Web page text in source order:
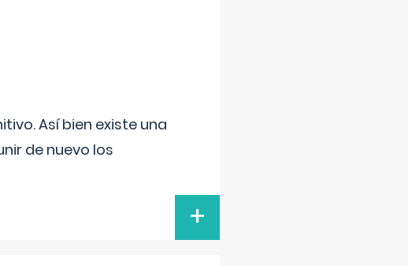
Así bien existe una
de nuevo los
+